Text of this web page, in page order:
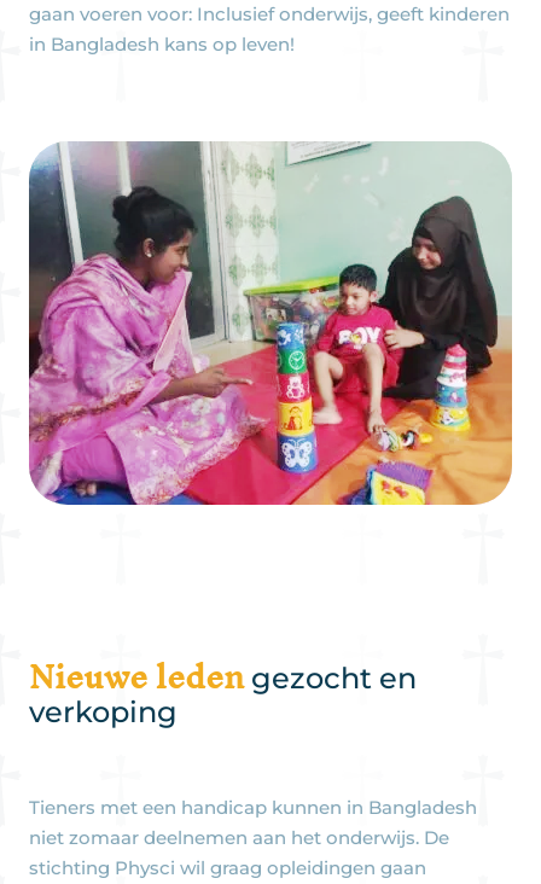
gaan voeren voor: Inclusief onderwijs, geeft kinderen
in Bangladesh kans op leven!
Nieuwe ledengezocht en
verkoping
Tieners met een handicap kunnen in Bangladesh
niet zomaar deelnemen aan het onderwijs. De
stichting Physci wil graag opleidingen gaan